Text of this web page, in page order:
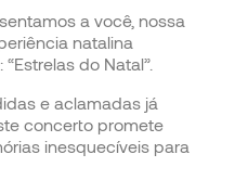
a você, nossa
natalina
do Natal”.
e aclamadas já
concerto promete
inesquecíveis para